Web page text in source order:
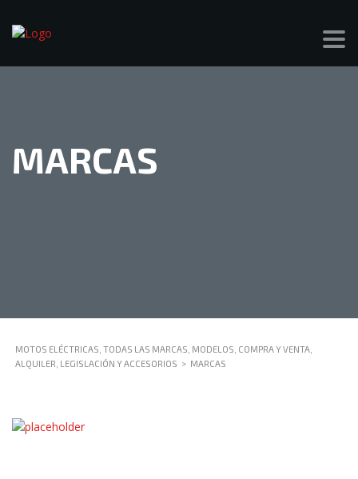
MARCAS
MOTOS ELÉCTRICAS, TODAS LAS MARCAS, MODELOS, COMPRA Y VENTA,
ALQUILER, LEGISLACIÓN Y ACCESORIOS > MARCAS